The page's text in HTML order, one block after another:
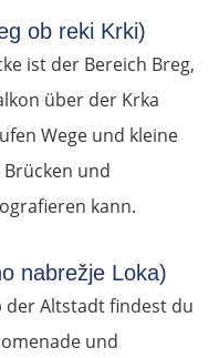
ob reki Krki)
ist der Bereich Breg,
über der Krka
Wege und kleine
und
kann.
nabrežje Loka)
der Altstadt findest du
und